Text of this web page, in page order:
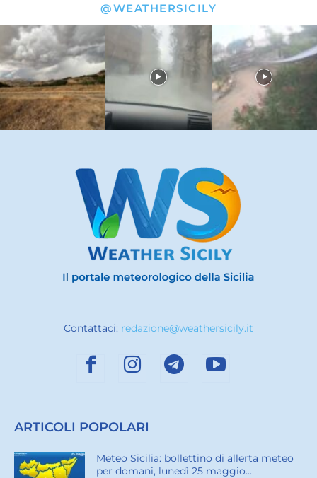
@WEATHERSICILY
Contattaci: redazione@weathersicily.it
ARTICOLI POPOLARI
Meteo Sicilia: bollettino di allerta meteo
per domani, lunedì 25 maggio...